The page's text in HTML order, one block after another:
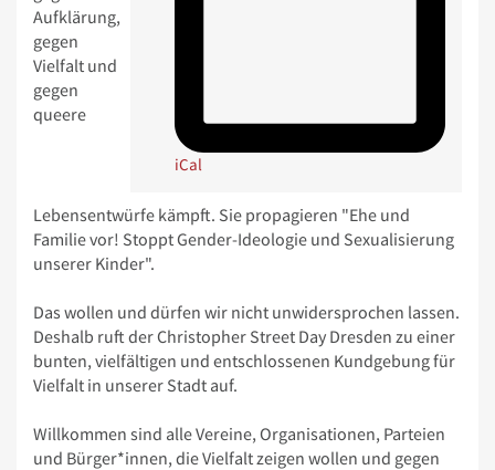
iCal
Aufklärung,
gegen
Vielfalt und
gegen
queere
Lebensentwürfe kämpft. Sie propagieren "Ehe und
Familie vor! Stoppt Gender-Ideologie und Sexualisierung
unserer Kinder".
Das wollen und dürfen wir nicht unwidersprochen lassen.
Deshalb ruft der Christopher Street Day Dresden zu einer
bunten, vielfältigen und entschlossenen Kundgebung für
Vielfalt in unserer Stadt auf.
Willkommen sind alle Vereine, Organisationen, Parteien
und Bürger*innen, die Vielfalt zeigen wollen und gegen